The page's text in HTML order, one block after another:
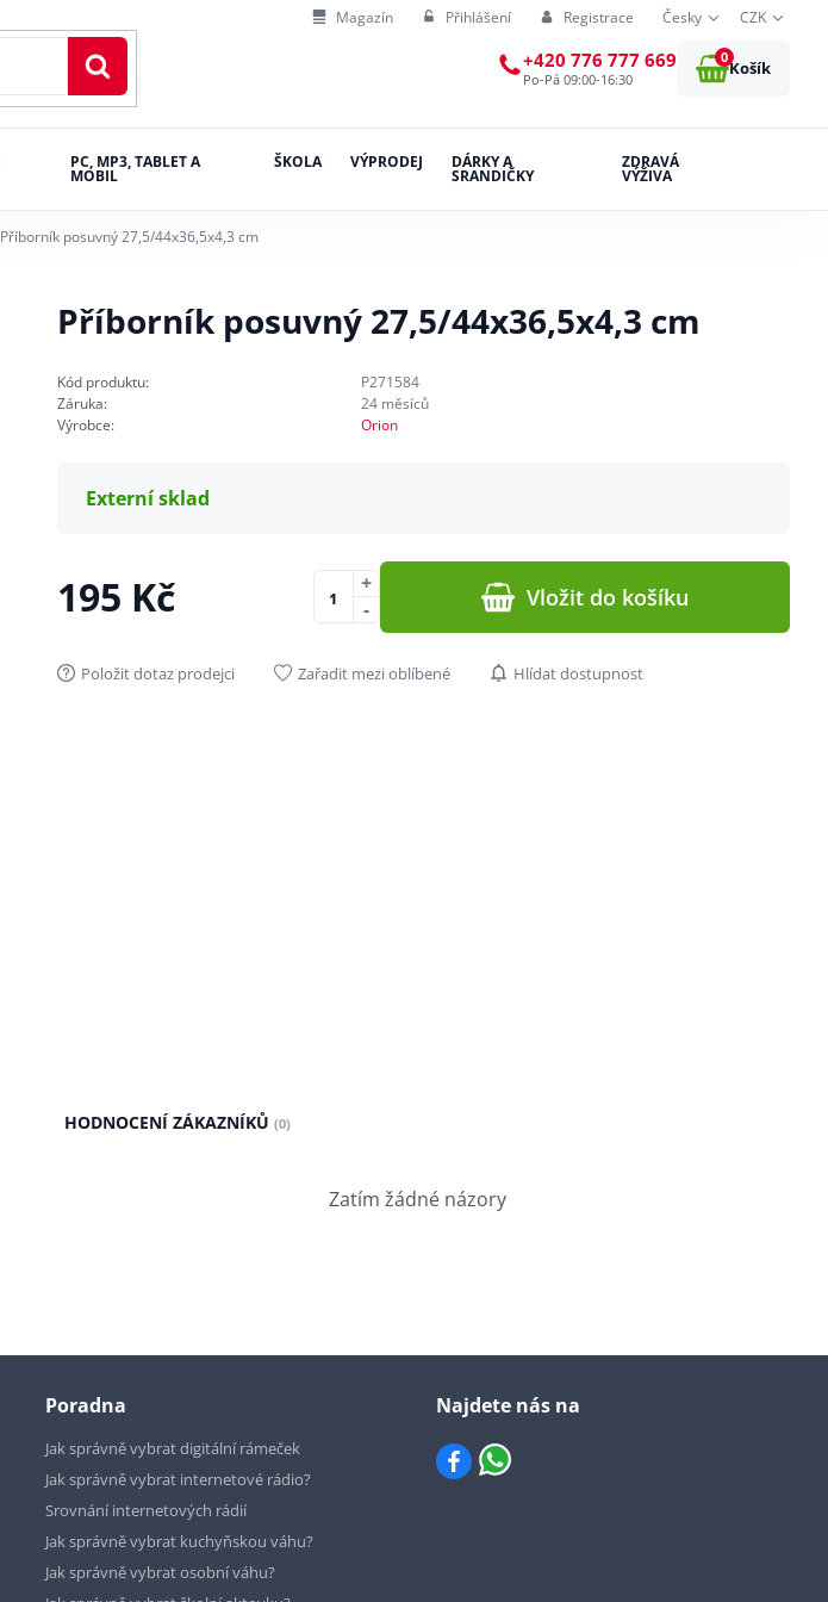
Magazín Přihlášení Registrace Česky CZK
+420 776 777 669
Po-Pá 09:00-16:30
0
Košík
PC, MP3, TABLET A
MOBIL
ŠKOLA VÝPRODEJ DÁRKY A
SRANDIČKY
ZDRAVÁ
VÝŽIVA
Příborník posuvný 27,5/44x36,5x4,3 cm
Příborník posuvný 27,5/44x36,5x4,3 cm
Kód produktu:
P271584
Záruka:
24 měsíců
Výrobce:
Orion
Externí sklad
195 Kč -
+ Vložit do košíku
Položit dotaz prodejci Zařadit mezi oblíbené Hlídat dostupnost
HODNOCENÍ ZÁKAZNÍKŮ (0)
Zatím žádné názory
Poradna
Jak správně vybrat digitální rámeček
Jak správně vybrat internetové rádio?
Srovnání internetových rádií
Jak správně vybrat kuchyňskou váhu?
Jak správně vybrat osobní váhu?
Najdete nás na